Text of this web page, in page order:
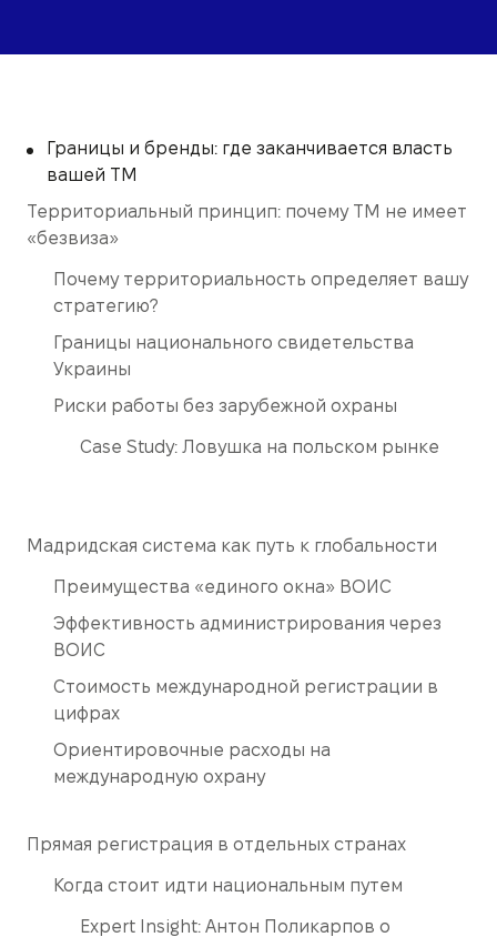
Границы и бренды: где заканчивается власть
вашей ТМ
Территориальный принцип: почему ТМ не имеет
«безвиза»
Почему территориальность определяет вашу
стратегию?
Границы национального свидетельства
Украины
Риски работы без зарубежной охраны
Case Study: Ловушка на польском рынке
Мадридская система как путь к глобальности
Преимущества «единого окна» ВОИС
Эффективность администрирования через
ВОИС
Стоимость международной регистрации в
цифрах
Ориентировочные расходы на
международную охрану
Прямая регистрация в отдельных странах
Когда стоит идти национальным путем
Expert Insight: Антон Поликарпов о